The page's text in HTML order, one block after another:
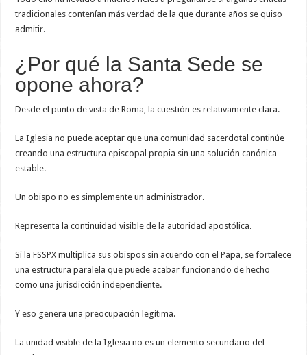
tradicionales contenían más verdad de la que durante años se quiso
admitir.
¿Por qué la Santa Sede se
opone ahora?
Desde el punto de vista de Roma, la cuestión es relativamente clara.
La Iglesia no puede aceptar que una comunidad sacerdotal continúe
creando una estructura episcopal propia sin una solución canónica
estable.
Un obispo no es simplemente un administrador.
Representa la continuidad visible de la autoridad apostólica.
Si la FSSPX multiplica sus obispos sin acuerdo con el Papa, se fortalece
una estructura paralela que puede acabar funcionando de hecho
como una jurisdicción independiente.
Y eso genera una preocupación legítima.
La unidad visible de la Iglesia no es un elemento secundario del